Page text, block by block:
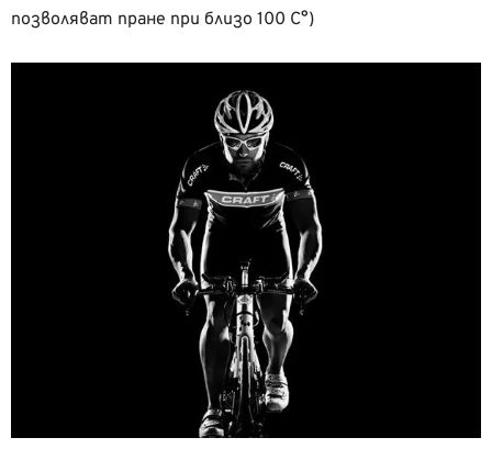
позволяват пране при близо 100 C°)